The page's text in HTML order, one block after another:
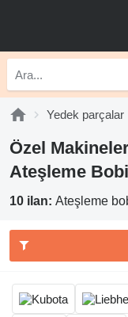
Yedek parçalar
Özel
Ateşleme
10 ilan: Ateşleme